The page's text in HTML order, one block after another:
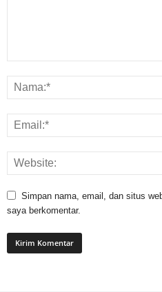
Simpan nama, email, dan situs
saya berkomentar.